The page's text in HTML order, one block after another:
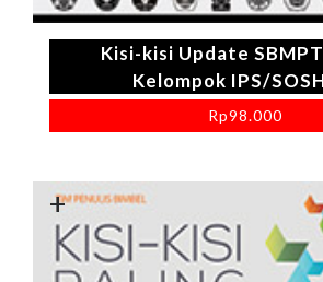
Kisi-kisi Update
Kelompok IPS/
Rp98.000
+